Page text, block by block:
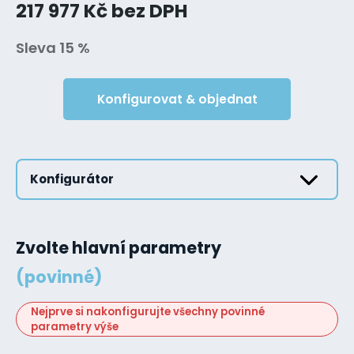
217 977 Kč bez DPH
Sleva 15 %
Konfigurovat & objednat
Konfigurátor
Zvolte hlavní parametry
(povinné)
Nejprve si nakonfigurujte všechny povinné
parametry výše